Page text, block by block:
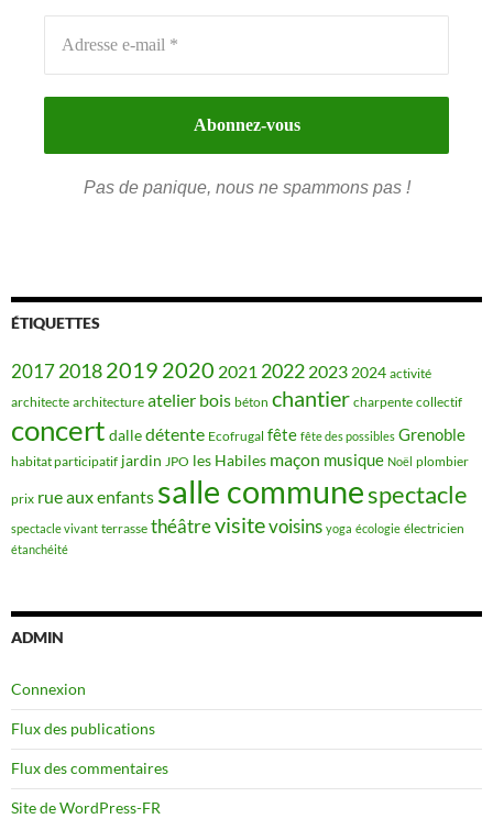
Pas de panique, nous ne spammons pas !
ÉTIQUETTES
201720182019 2020 2021 2022 2023 2024 activité
architecte architecture atelier bois béton chantier charpente collectif
concert dalledétente Ecofrugal fête fête des possibles Grenoble
habitat participatif jardin JPO les Habiles maçon musique Noël plombier
prix rue aux enfants salle communespectacle
spectacle vivant terrasse théâtrevisitevoisins yoga écologie électricien
étanchéité
ADMIN
Connexion
Flux des publications
Flux des commentaires
Site de WordPress-FR